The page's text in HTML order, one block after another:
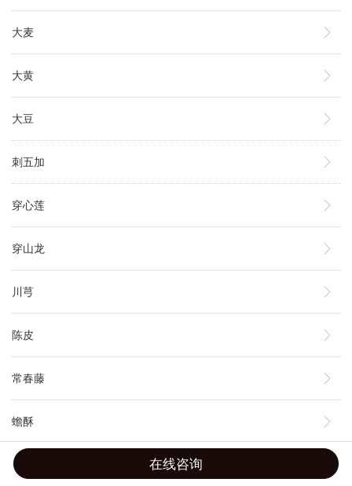
大麦
大黄
大豆
刺五加
穿心莲
穿山龙
川芎
陈皮
常春藤
蟾酥
柴胡 在线咨询